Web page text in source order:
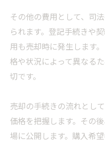
その他の費用として、司
られます。登記手続きや
用も売却時に発生します
格や状況によって異なる
切です。
売却の手続きの流れとし
価格を把握します。その
場に公開します。購入希